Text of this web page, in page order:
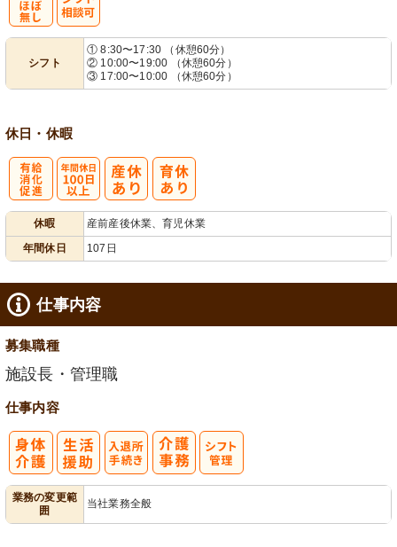
シフト
① 8:30〜17:30 （休憩60分）
② 10:00〜19:00 （休憩60分）
③ 17:00〜10:00 （休憩60分）
休日・休暇
休暇
産前産後休業、育児休業
年間休日
107日
仕事内容
募集職種
施設長・管理職
仕事内容
業務の変更範
囲
当社業務全般